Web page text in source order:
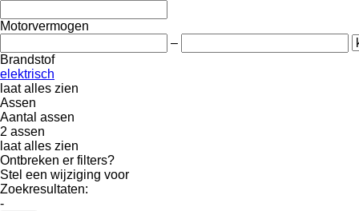
Motorvermogen
–
Brandstof
elektrisch
laat alles zien
Assen
Aantal assen
2 assen
laat alles zien
Ontbreken er filters?
Stel een wijziging voor
Zoekresultaten:
-